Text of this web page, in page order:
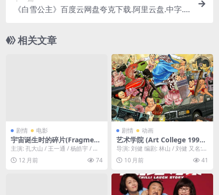
《白雪公主》百度云网盘夸克下载.阿里云盘.中字.(2
相关文章
剧情 电影
宇宙诞生时的碎片(Fragment
s from the Birth of the Uni
verse)-2025-纪录片-免费下载
🌌一部关于宇宙起源的独家纪
主演: 孔大山 / 王一通 / 杨皓宇 / 吕
启洋 / 马提亚斯·德尔甫 / 艾...
12 月前 74
剧情 动画
艺术学院 (Art College 1994)
– 2023 – 动画/剧情 – 夸克网
盘/百度网盘免费下载🎨（刘
健导演）上世纪90年代初，一
传统碰撞的时代，探索着友
情、爱情与艺术理想。🎨｜ C
导演: 刘健 编剧: 林山 / 刘健 又名:
艺术学院 / 艺术家1994 / ...
10 月前 41